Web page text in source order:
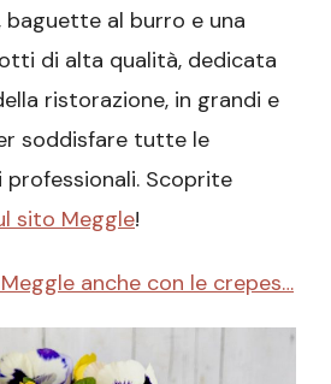
al burro e una
di alta qualità, dedicata
ristorazione, in grandi e
soddisfare tutte le
professionali. Scoprite
sito Meggle!
anche con le crepes…